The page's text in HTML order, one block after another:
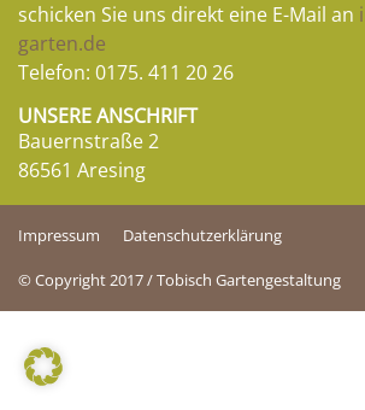
schicken Sie uns direkt eine E-Mail an
garten.de
Telefon: 0175. 411 20 26
UNSERE ANSCHRIFT
Bauernstraße 2
86561 Aresing
© Copyright 2017 / Tobisch Gartengestaltung
Impressum Datenschutzerklärung